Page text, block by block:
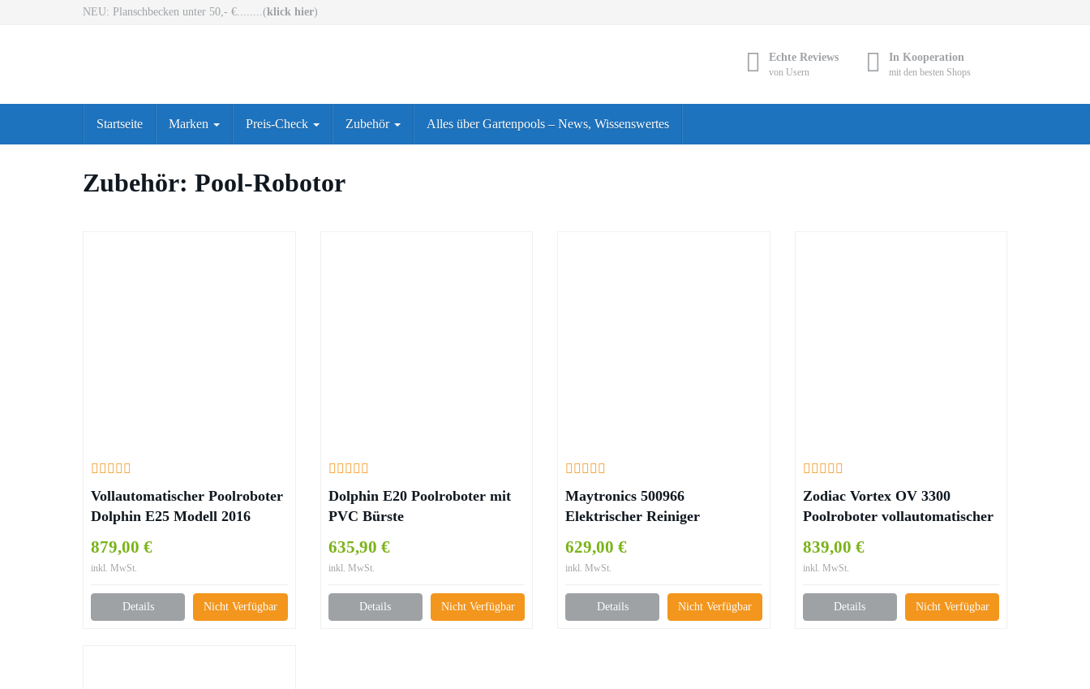
NEU: Planschbecken unter 50,- €........(klick hier)
Echte Reviews
von Usern
In Kooperation
mit den besten Shops
Startseite Marken Preis-Check Zubehör Alles über Gartenpools – News, Wissenswertes
Zubehör: Pool-Robotor
Vollautomatischer Poolroboter
Dolphin E25 Modell 2016
879,00 €
inkl. MwSt.
Details Nicht Verfügbar
Dolphin E20 Poolroboter mit
PVC Bürste
635,90 €
inkl. MwSt.
Details Nicht Verfügbar
Maytronics 500966
Elektrischer Reiniger
629,00 €
inkl. MwSt.
Details Nicht Verfügbar
Zodiac Vortex OV 3300
Poolroboter vollautomatischer
839,00 €
inkl. MwSt.
Details Nicht Verfügbar